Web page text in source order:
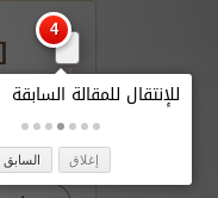
إغلاق السابق